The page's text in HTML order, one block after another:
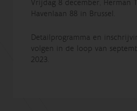
Vrijdag 8 december, Herman
Havenlaan 88 in Brussel.
Detailprogramma en
volgen in de loop van
2023.